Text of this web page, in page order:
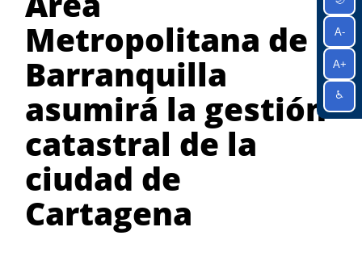
A-
A+
♿
Metropolitana de
Barranquilla
asumirá la gestión
catastral de la
ciudad de
Cartagena